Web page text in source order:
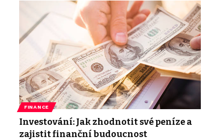
FINANCE
Investování: Jak zhodnotit své peníze a
zajistit finanční budoucnost